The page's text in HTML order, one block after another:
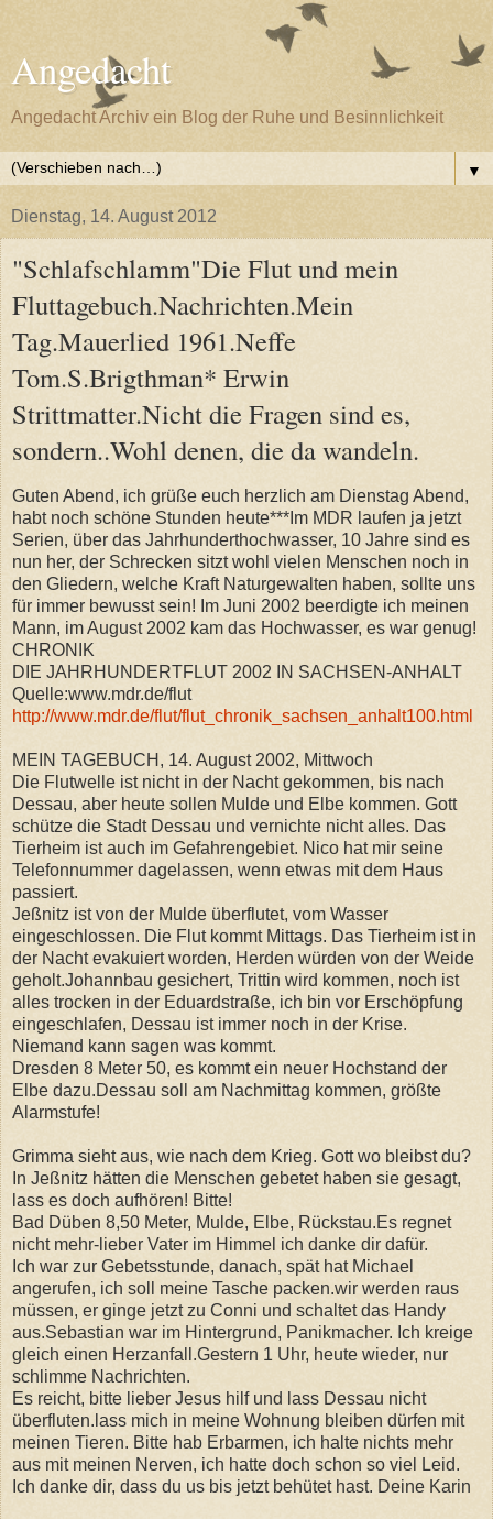
Angedacht
Angedacht Archiv ein Blog der Ruhe und Besinnlichkeit
▼
Dienstag, 14. August 2012
"Schlafschlamm"Die Flut und mein
Fluttagebuch.Nachrichten.Mein
Tag.Mauerlied 1961.Neffe
Tom.S.Brigthman* Erwin
Strittmatter.Nicht die Fragen sind es,
sondern..Wohl denen, die da wandeln.
Guten Abend, ich grüße euch herzlich am Dienstag Abend,
habt noch schöne Stunden heute***Im MDR laufen ja jetzt
Serien, über das Jahrhunderthochwasser, 10 Jahre sind es
nun her, der Schrecken sitzt wohl vielen Menschen noch in
den Gliedern, welche Kraft Naturgewalten haben, sollte uns
für immer bewusst sein! Im Juni 2002 beerdigte ich meinen
Mann, im August 2002 kam das Hochwasser, es war genug!
CHRONIK
DIE JAHRHUNDERTFLUT 2002 IN SACHSEN-ANHALT
Quelle:www.mdr.de/flut
http://www.mdr.de/flut/flut_chronik_sachsen_anhalt100.html
MEIN TAGEBUCH, 14. August 2002, Mittwoch
Die Flutwelle ist nicht in der Nacht gekommen, bis nach
Dessau, aber heute sollen Mulde und Elbe kommen. Gott
schütze die Stadt Dessau und vernichte nicht alles. Das
Tierheim ist auch im Gefahrengebiet. Nico hat mir seine
Telefonnummer dagelassen, wenn etwas mit dem Haus
passiert.
Jeßnitz ist von der Mulde überflutet, vom Wasser
eingeschlossen. Die Flut kommt Mittags. Das Tierheim ist in
der Nacht evakuiert worden, Herden würden von der Weide
geholt.Johannbau gesichert, Trittin wird kommen, noch ist
alles trocken in der Eduardstraße, ich bin vor Erschöpfung
eingeschlafen, Dessau ist immer noch in der Krise.
Niemand kann sagen was kommt.
Dresden 8 Meter 50, es kommt ein neuer Hochstand der
Elbe dazu.Dessau soll am Nachmittag kommen, größte
Alarmstufe!
Grimma sieht aus, wie nach dem Krieg. Gott wo bleibst du?
In Jeßnitz hätten die Menschen gebetet haben sie gesagt,
lass es doch aufhören! Bitte!
Bad Düben 8,50 Meter, Mulde, Elbe, Rückstau.Es regnet
nicht mehr-lieber Vater im Himmel ich danke dir dafür.
Ich war zur Gebetsstunde, danach, spät hat Michael
angerufen, ich soll meine Tasche packen.wir werden raus
müssen, er ginge jetzt zu Conni und schaltet das Handy
aus.Sebastian war im Hintergrund, Panikmacher. Ich kreige
gleich einen Herzanfall.Gestern 1 Uhr, heute wieder, nur
schlimme Nachrichten.
Es reicht, bitte lieber Jesus hilf und lass Dessau nicht
überfluten.lass mich in meine Wohnung bleiben dürfen mit
meinen Tieren. Bitte hab Erbarmen, ich halte nichts mehr
aus mit meinen Nerven, ich hatte doch schon so viel Leid.
Ich danke dir, dass du us bis jetzt behütet hast. Deine Karin